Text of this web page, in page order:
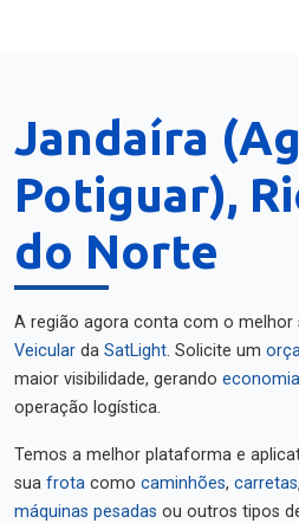
Jandaíra
Potiguar),
do Norte
A região agora conta com o melhor
Veicular da SatLight. Solicite um
maior visibilidade, gerando
operação logística.
Temos a melhor plataforma e
sua frota como caminhões, carretas,
máquinas pesadas ou outros tipos